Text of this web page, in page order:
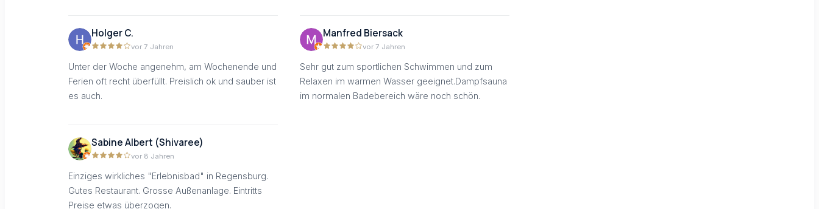
Holger C.
vor 7 Jahren
Unter der Woche angenehm, am Wochenende und
Ferien oft recht überfüllt. Preislich ok und sauber ist
es auch.
Manfred Biersack
vor 7 Jahren
Sehr gut zum sportlichen Schwimmen und zum
Relaxen im warmen Wasser geeignet.Dampfsauna
im normalen Badebereich wäre noch schön.
Sabine Albert (Shivaree)
vor 8 Jahren
Einziges wirkliches "Erlebnisbad" in Regensburg.
Gutes Restaurant. Grosse Außenanlage. Eintritts
Preise etwas überzogen.